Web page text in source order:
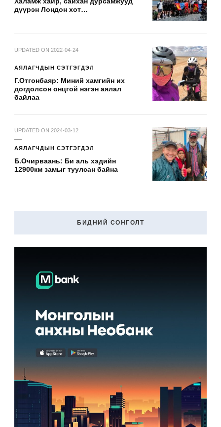
дүүрэн Лондон хот…
UPDATED ON 2022-04-24
АЯЛАГЧДЫН СЭТГЭГДЭЛ
Г.Отгонбаяр: Миний хамгийн их
догдолсон онцгой нэгэн аялал
байлаа
UPDATED ON 2024-03-12
АЯЛАГЧДЫН СЭТГЭГДЭЛ
Б.Очирваань: Би аль хэдийн
12900км замыг туулсан байна
БИДНИЙ СОНГОЛТ